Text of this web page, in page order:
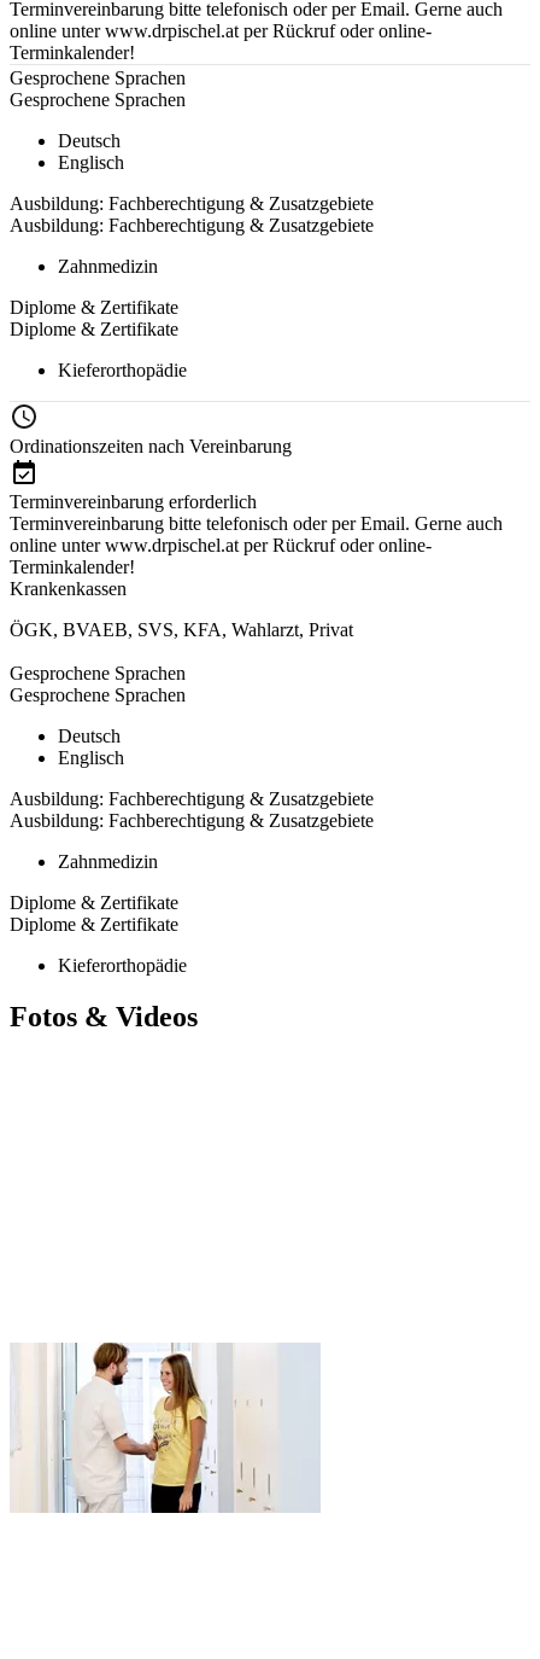
Terminvereinbarung bitte telefonisch oder per Email. Gerne auch
online unter www.drpischel.at per Rückruf oder online-
Terminkalender!
Gesprochene Sprachen
Gesprochene Sprachen
Deutsch
Englisch
Ausbildung: Fachberechtigung & Zusatzgebiete
Ausbildung: Fachberechtigung & Zusatzgebiete
Zahnmedizin
Diplome & Zertifikate
Diplome & Zertifikate
Kieferorthopädie
Ordinationszeiten nach Vereinbarung
Terminvereinbarung erforderlich
Terminvereinbarung bitte telefonisch oder per Email. Gerne auch
online unter www.drpischel.at per Rückruf oder online-
Terminkalender!
Krankenkassen
ÖGK, BVAEB, SVS, KFA, Wahlarzt, Privat
Gesprochene Sprachen
Gesprochene Sprachen
Deutsch
Englisch
Ausbildung: Fachberechtigung & Zusatzgebiete
Ausbildung: Fachberechtigung & Zusatzgebiete
Zahnmedizin
Diplome & Zertifikate
Diplome & Zertifikate
Kieferorthopädie
Fotos & Videos